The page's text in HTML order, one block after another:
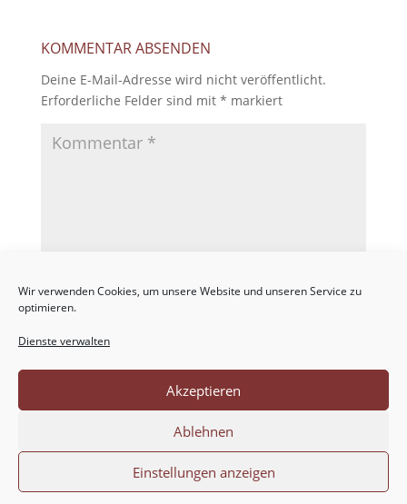
Wir verwenden Cookies, um unsere Website und unseren Service zu
optimieren.
Dienste verwalten
Akzeptieren
Ablehnen
Einstellungen anzeigen
KOMMENTAR ABSENDEN
Deine E-Mail-Adresse wird nicht veröffentlicht.
Erforderliche Felder sind mit * markiert
Meinen Namen, meine E-Mail-Adresse und
meine Website in diesem Browser für die nächste